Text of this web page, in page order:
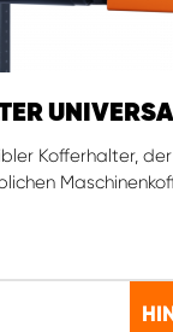
Kofferhalter,